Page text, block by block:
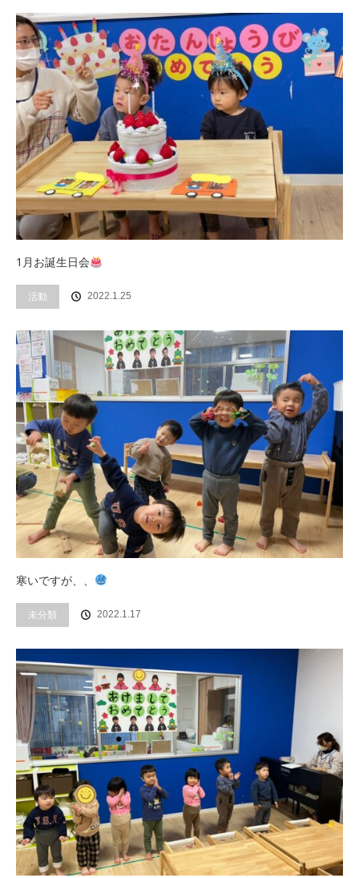
1月お誕生日会
活動 2022.1.25
寒いですが、、
未分類 2022.1.17